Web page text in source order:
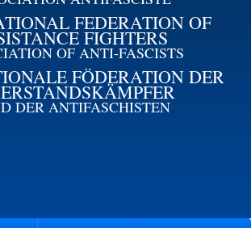
FEDERATION OF
FIGHTERS
OF ANTI-FASCISTS
FÖDERATION DER
DER ANTIFASCHISTEN